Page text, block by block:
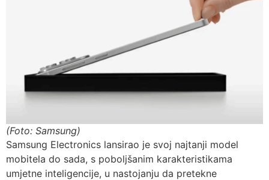
(Foto: Samsung)
Samsung Electronics lansirao je svoj najtanji model
mobitela do sada, s poboljšanim karakteristikama
umjetne inteligencije, u nastojanju da pretekne